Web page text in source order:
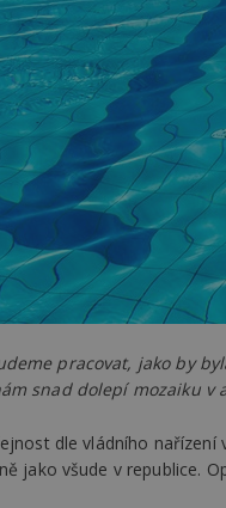
pracovat, jako by
snad dolepí mozaiku v
dle vládního
jako všude v republice.